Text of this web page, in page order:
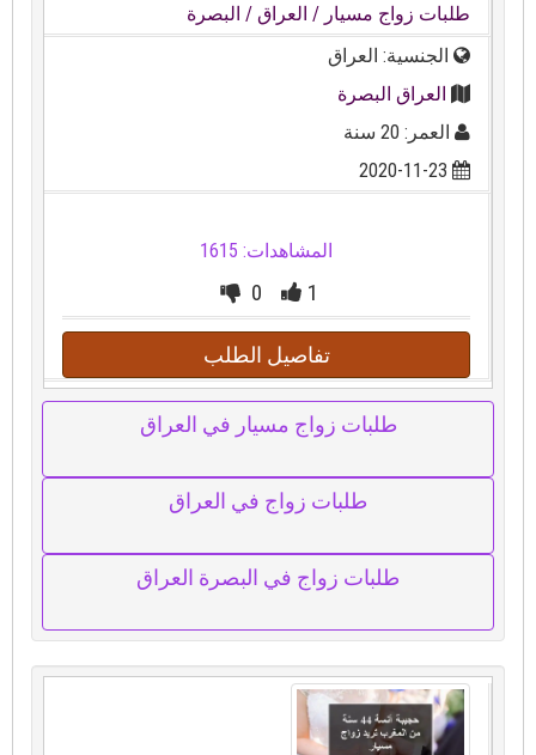
طلبات زواج مسيار / العراق/ البصرة
الجنسية: العراق
العراق البصرة
العمر: 20 سنة
2020-11-23
المشاهدات: 1615
1
0
تفاصيل الطلب
طلبات زواج مسيار في العراق
طلبات زواج في العراق
طلبات زواج في البصرة العراق